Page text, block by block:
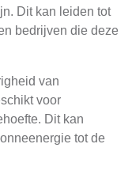
Dit kan leiden tot
bedrijven die deze
van
voor
Dit kan
tot de